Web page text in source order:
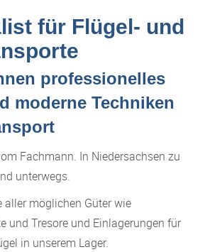
für Flügel- und
professionelles
moderne Techniken
Fachmann. In Niedersachsen zu
unterwegs.
aller möglichen Güter wie
und Tresore und Einlagerungen für
in unserem Lager.